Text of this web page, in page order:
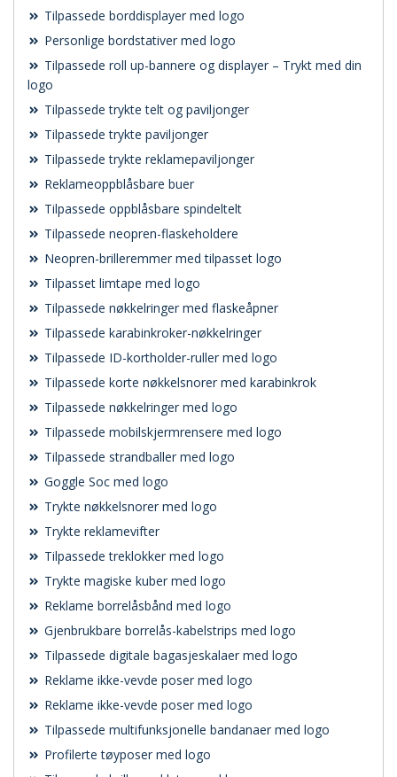
Tilpassede borddisplayer med logo
Personlige bordstativer med logo
Tilpassede roll up-bannere og displayer – Trykt med din
logo
Tilpassede trykte telt og paviljonger
Tilpassede trykte paviljonger
Tilpassede trykte reklamepaviljonger
Reklameoppblåsbare buer
Tilpassede oppblåsbare spindeltelt
Tilpassede neopren-flaskeholdere
Neopren-brilleremmer med tilpasset logo
Tilpasset limtape med logo
Tilpassede nøkkelringer med flaskeåpner
Tilpassede karabinkroker-nøkkelringer
Tilpassede ID-kortholder-ruller med logo
Tilpassede korte nøkkelsnorer med karabinkrok
Tilpassede nøkkelringer med logo
Tilpassede mobilskjermrensere med logo
Tilpassede strandballer med logo
Goggle Soc med logo
Trykte nøkkelsnorer med logo
Trykte reklamevifter
Tilpassede treklokker med logo
Trykte magiske kuber med logo
Reklame borrelåsbånd med logo
Gjenbrukbare borrelås-kabelstrips med logo
Tilpassede digitale bagasjeskalaer med logo
Reklame ikke-vevde poser med logo
Reklame ikke-vevde poser med logo
Tilpassede multifunksjonelle bandanaer med logo
Profilerte tøyposer med logo